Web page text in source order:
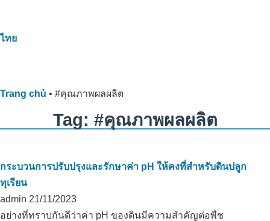
ไทย
Trang chủ • #คุณภาพผลผลิต
Tag: #คุณภาพผลผลิต
กระบวนการปรับปรุงและรักษาค่า pH ให้คงที่สำหรับดินปลูก
ทุเรียน
admin 21/11/2023
อย่างที่ทราบกันดีว่าค่า pH ของดินมีความสำคัญต่อพืช